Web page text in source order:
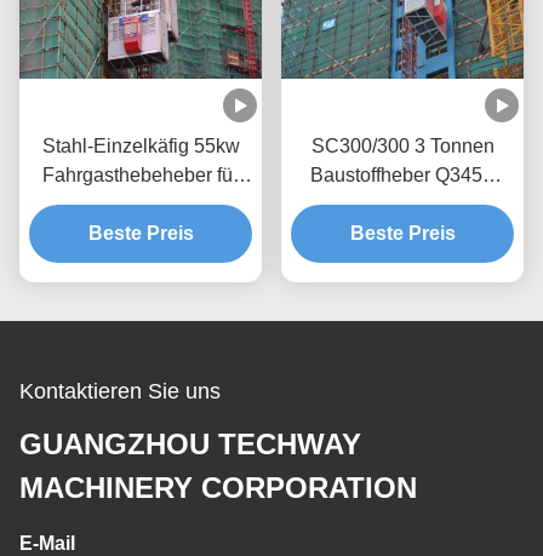
Stahl-Einzelkäfig 55kw
Fahrgasthebeheber für
Baustelle SC300
Beste Preis
SC300/300 3 Tonnen
Baustoffheber Q345B
Stahl
Beste Preis
Kontaktieren Sie uns
GUANGZHOU TECHWAY
MACHINERY CORPORATION
E-Mail